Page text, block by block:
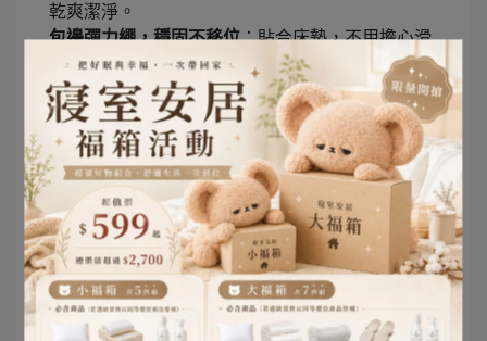
乾爽潔淨。
包邊彈力繩，穩固不移位：貼合床墊，不用擔心滑
動或跑位。
床包式設計：方便拆卸，清洗簡單，使用更換都輕
鬆自如。
台灣製造，品質保證：選用高品質材質，讓你放心
使用。
選擇這款防水保潔墊，不僅能保持床墊乾爽，也讓
全家人睡得更舒適、健康。如果你還在為床墊清潔
煩惱，這就是你解決問題的最佳選擇！